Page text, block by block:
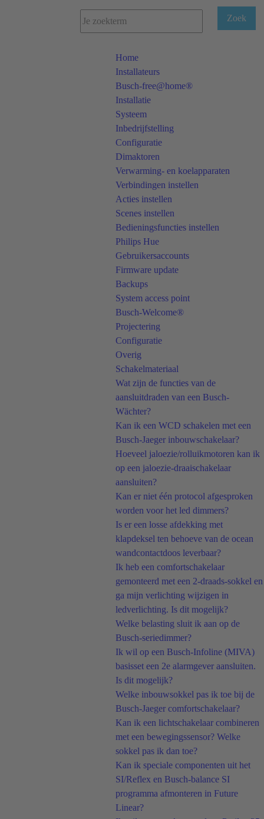
Home
Installateurs
Busch-free@home®
Installatie
Systeem
Inbedrijfstelling
Configuratie
Dimaktoren
Verwarming- en koelapparaten
Verbindingen instellen
Acties instellen
Scenes instellen
Bedieningsfuncties instellen
Philips Hue
Gebruikersaccounts
Firmware update
Backups
System access point
Busch-Welcome®
Projectering
Configuratie
Overig
Schakelmateriaal
Wat zijn de functies van de
aansluitdraden van een Busch-
Wächter?
Kan ik een WCD schakelen met een
Busch-Jaeger inbouwschakelaar?
Hoeveel jaloezie/rolluikmotoren kan ik
op een jaloezie-draaischakelaar
aansluiten?
Kan er niet één protocol afgesproken
worden voor het led dimmers?
Is er een losse afdekking met
klapdeksel ten behoeve van de ocean
wandcontactdoos leverbaar?
Ik heb een comfortschakelaar
gemonteerd met een 2-draads-sokkel en
ga mijn verlichting wijzigen in
ledverlichting. Is dit mogelijk?
Welke belasting sluit ik aan op de
Busch-seriedimmer?
Ik wil op een Busch-Infoline (MIVA)
basisset een 2e alarmgever aansluiten.
Is dit mogelijk?
Welke inbouwsokkel pas ik toe bij de
Busch-Jaeger comfortschakelaar?
Kan ik een lichtschakelaar combineren
met een bewegingssensor? Welke
sokkel pas ik dan toe?
Kan ik speciale componenten uit het
SI/Reflex en Busch-balance SI
programma afmonteren in Future
Linear?